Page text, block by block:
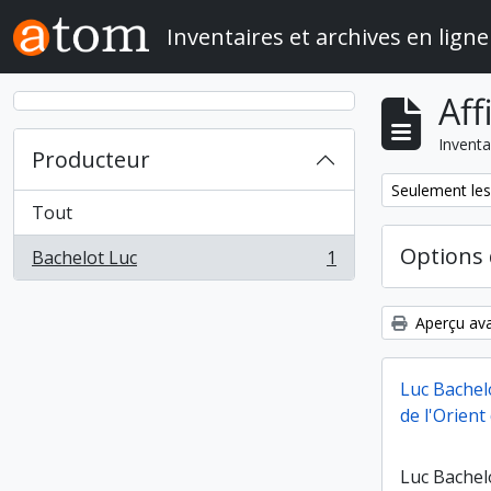
Skip to main content
Inventaires et archives en ligne
Producteur
Tout
Bachelot Luc
, 1 résultats 1
Remove filter:
Seulement
Options
Aperçu
Luc
de l'Orient
Luc